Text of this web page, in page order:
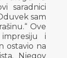
saradnici
sam
Ove
i
ostavio na
Njegov